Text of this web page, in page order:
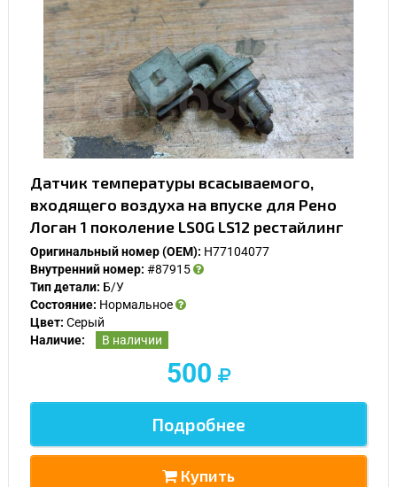
Датчик температуры всасываемого,
входящего воздуха на впуске для Рено
Логан 1 поколение LS0G LS12 рестайлинг
Оригинальный номер (OEM): H77104077
Внутренний номер: #87915
Тип детали: Б/У
Состояние: Нормальное
Цвет: Серый
Наличие:
В наличии
500
Подробнее
Купить